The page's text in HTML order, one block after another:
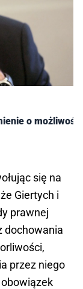
o możliwości
się na
Giertych i
prawnej
dochowania
przez niego